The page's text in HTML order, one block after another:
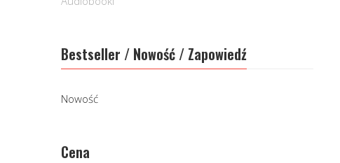
Bestseller / Nowość / Zapowiedź
Nowość
Cena